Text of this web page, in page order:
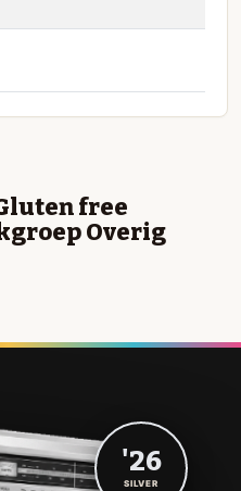
free
Overig
'26
SILVER